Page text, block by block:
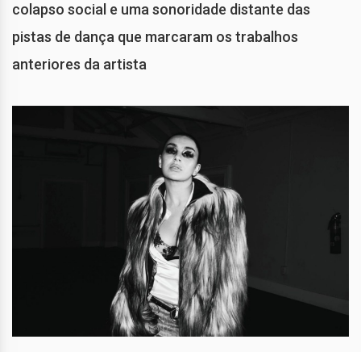
colapso social e uma sonoridade distante das
pistas de dança que marcaram os trabalhos
anteriores da artista